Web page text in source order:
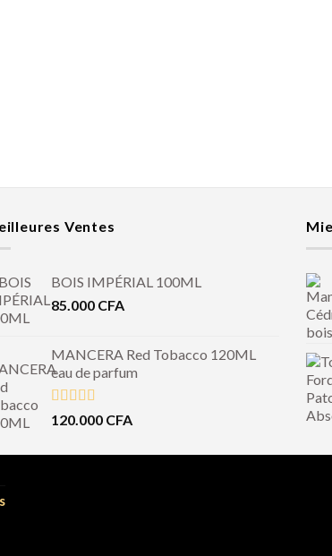
Ventes
BOIS IMPÉRIAL 100ML
85.000 CFA
MANCERA Red Tobacco 120ML
eau de parfum
Note4.50
120.000 CFA